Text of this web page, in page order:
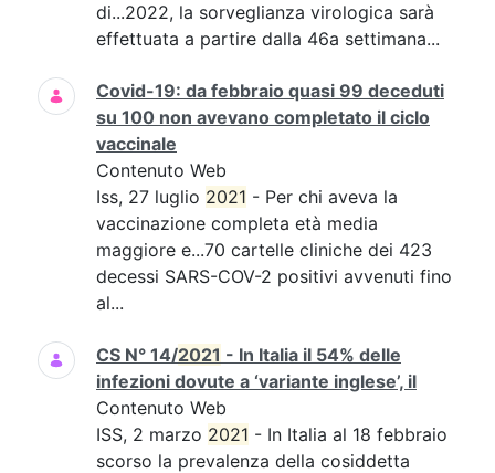
di...2022, la sorveglianza virologica sarà
effettuata a partire dalla 46a settimana...
Covid-19: da febbraio quasi 99 deceduti
su 100 non avevano completato il ciclo
vaccinale
Contenuto Web
Iss, 27 luglio 2021 - Per chi aveva la
vaccinazione completa età media
maggiore e...70 cartelle cliniche dei 423
decessi SARS-COV-2 positivi avvenuti fino
al...
CS N° 14/2021 - In Italia il 54% delle
infezioni dovute a ‘variante inglese’, il
Contenuto Web
ISS, 2 marzo 2021 - In Italia al 18 febbraio
scorso la prevalenza della cosiddetta